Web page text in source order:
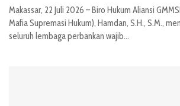
Makassar, 22 Juli 2026 – Biro Hukum Aliansi
Mafia Supremasi Hukum), Hamdan, S.H., S.M.,
seluruh lembaga perbankan wajib...